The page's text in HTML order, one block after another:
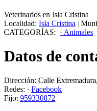
Veterinarios en Isla Cristina
Localidad: Isla Cristina |
CATEGORÍAS: · Animales
Datos de
Dirección: Calle
Redes: · Facebook
Fijo: 959330872